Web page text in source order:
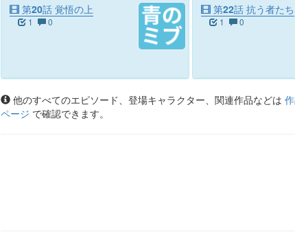
第20話 覚悟の上
1 0
第22話 抗う者たち
1 0
他のすべてのエピソード、登場キャラクター、関連作品などは
ページ で確認できます。